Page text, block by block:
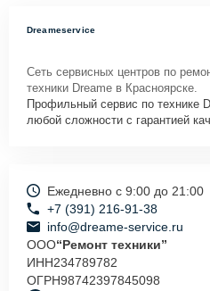
Dreameservice
Сеть сервисных центров по
техники Dreame в Красноярске.
Профильный сервис по технике
любой сложности с гарантией
Ежедневно с 9:00 до 21:00
+7 (391) 216-91-38
info@dreame-service.ru
ООО“Ремонт техники”
ИНН234789782
ОГРН98742397845098